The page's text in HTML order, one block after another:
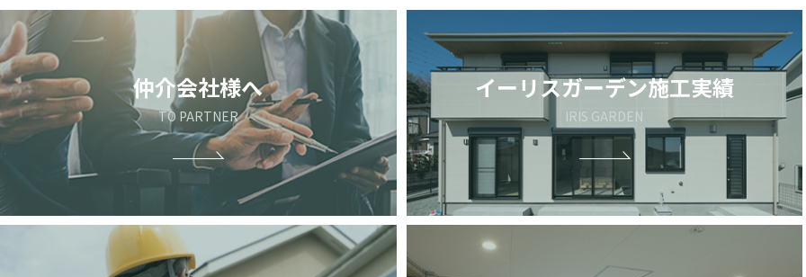
仲介会社様へ
TO PARTNER
イーリスガーデン施工実績
IRIS GARDEN